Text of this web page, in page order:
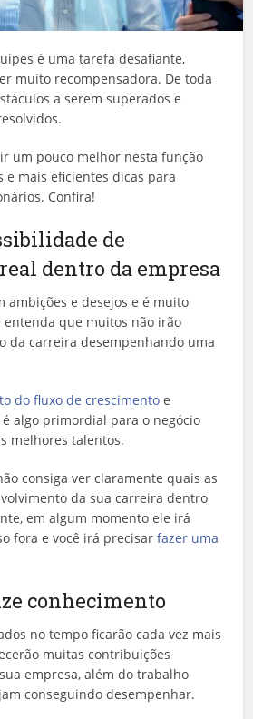
é uma tarefa desafiante,
muito recompensadora. De toda
a serem superados e
um pouco melhor nesta função
e mais eficientes dicas para
Confira!
de
dentro da empresa
ambições e desejos e é muito
que muitos não irão
da carreira desempenhando uma
do fluxo de crescimentoe
algo primordial para o negócio
melhores talentos.
consiga ver claramente quais as
da sua carreira dentro
em algum momento ele irá
fora e você irá precisarfazer uma
conhecimento
no tempo ficarão cada vez mais
muitas contribuições
empresa, além do trabalho
conseguindo desempenhar.